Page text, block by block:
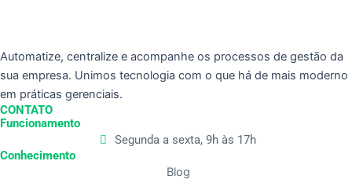
Automatize, centralize e acompanhe os processos de gestão da
sua empresa. Unimos tecnologia com o que há de mais moderno
em práticas gerenciais.
CONTATO
Funcionamento
Segunda a sexta, 9h às 17h
Conhecimento
Blog